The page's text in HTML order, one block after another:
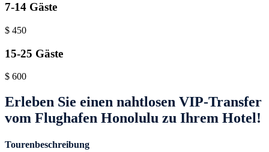
7-14 Gäste
$ 450
15-25 Gäste
$ 600
Erleben Sie einen nahtlosen VIP-Transfer
vom Flughafen Honolulu zu Ihrem Hotel!
Tourenbeschreibung